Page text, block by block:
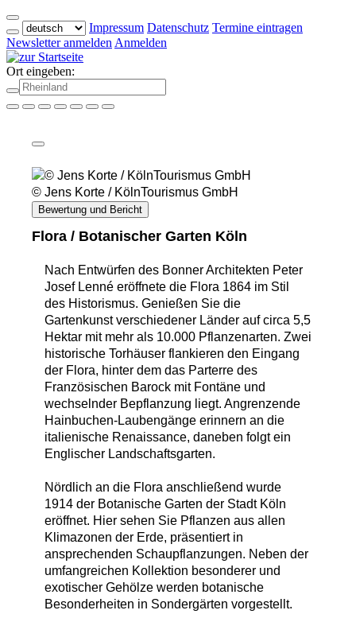
Impressum Datenschutz Termine eintragen
Newsletter anmelden Anmelden
Ort eingeben:
© Jens Korte / KölnTourismus GmbH
Bewertung und Bericht
Flora / Botanischer Garten Köln
Nach Entwürfen des Bonner Architekten Peter
Josef Lenné eröffnete die Flora 1864 im Stil
des Historismus. Genießen Sie die
Gartenkunst verschiedener Länder auf circa 5,5
Hektar mit mehr als 10.000 Pflanzenarten. Zwei
historische Torhäuser flankieren den Eingang
der Flora, hinter dem das Parterre des
Französischen Barock mit Fontäne und
wechselnder Bepflanzung liegt. Angrenzende
Hainbuchen-Laubengänge erinnern an die
italienische Renaissance, daneben folgt ein
Englischer Landschaftsgarten.
Nördlich an die Flora anschließend wurde
1914 der Botanische Garten der Stadt Köln
eröffnet. Hier sehen Sie Pflanzen aus allen
Klimazonen der Erde, präsentiert in
ansprechenden Schaupflanzungen. Neben der
umfangreichen Kollektion besonderer und
exotischer Gehölze werden botanische
Besonderheiten in Sondergärten vorgestellt.